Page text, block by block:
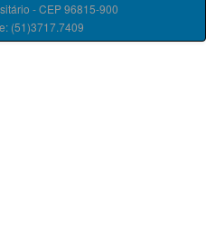
- CEP 96815-900
(51)3717.7409